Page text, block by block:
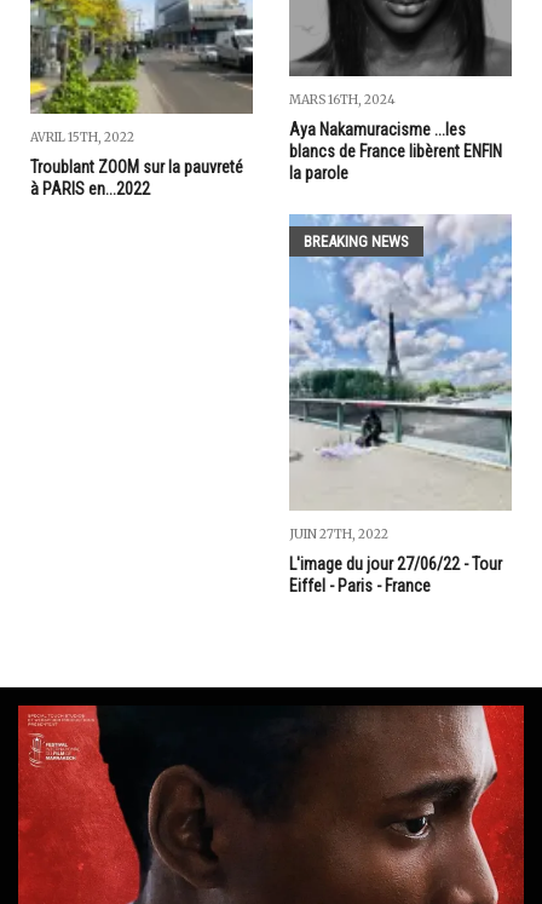
AVRIL 15TH, 2022
Troublant ZOOM sur la pauvreté
à PARIS en...2022
MARS 16TH, 2024
Aya Nakamuracisme ...les
blancs de France libèrent ENFIN
la parole
BREAKING NEWS
JUIN 27TH, 2022
L'image du jour 27/06/22 - Tour
Eiffel - Paris - France